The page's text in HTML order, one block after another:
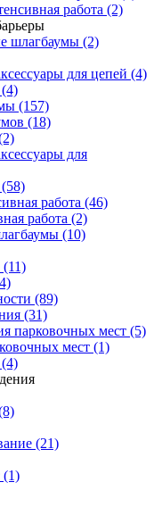
работа (2)
шлагбаумы (2)
для цепей (4)
(4)
(157)
(18)
для
(58)
работа (46)
работа (2)
(10)
(11)
(89)
(31)
парковочных мест (5)
мест (1)
(4)
(21)
(1)